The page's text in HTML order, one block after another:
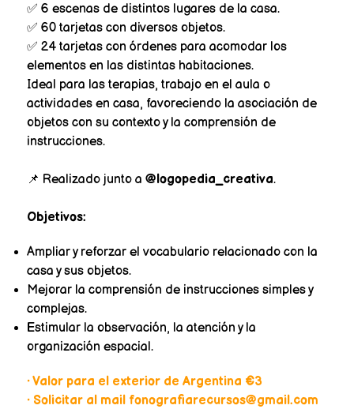
✅ 6 escenas de distintos lugares de la casa.
✅ 60 tarjetas con diversos objetos.
✅ 24 tarjetas con órdenes para acomodar los
elementos en las distintas habitaciones.
Ideal para las terapias, trabajo en el aula o
actividades en casa, favoreciendo la asociación de
objetos con su contexto y la comprensión de
instrucciones.
📌 Realizado junto a @logopedia_creativa.
Objetivos:
Ampliar y reforzar el vocabulario relacionado con la
casa y sus objetos.
Mejorar la comprensión de instrucciones simples y
complejas.
Estimular la observación, la atención y la
organización espacial.
• Valor para el exterior de Argentina €3
• Solicitar al mail fonografiarecursos@gmail.com